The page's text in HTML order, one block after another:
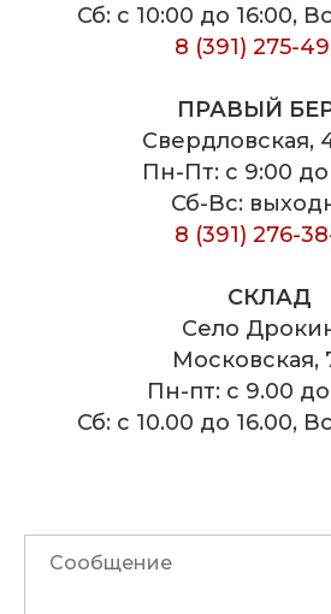
Сб: с 10:00 до 16:00,
8 (391) 275-
ПРАВЫЙ
Свердловская,
Пн-Пт: с 9:00 до
Сб-Вс:
8 (391) 276-
СКЛАД
Село
Московская,
Пн-пт: с 9.00 до
Сб: с 10.00 до 16.00,